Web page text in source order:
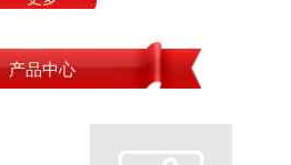
产品中心